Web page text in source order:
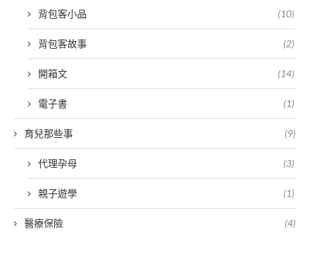
背包客小品 (10)
背包客故事 (2)
開箱文 (14)
電子書 (1)
育兒那些事 (9)
代理孕母 (3)
親子遊學 (1)
醫療保險 (4)